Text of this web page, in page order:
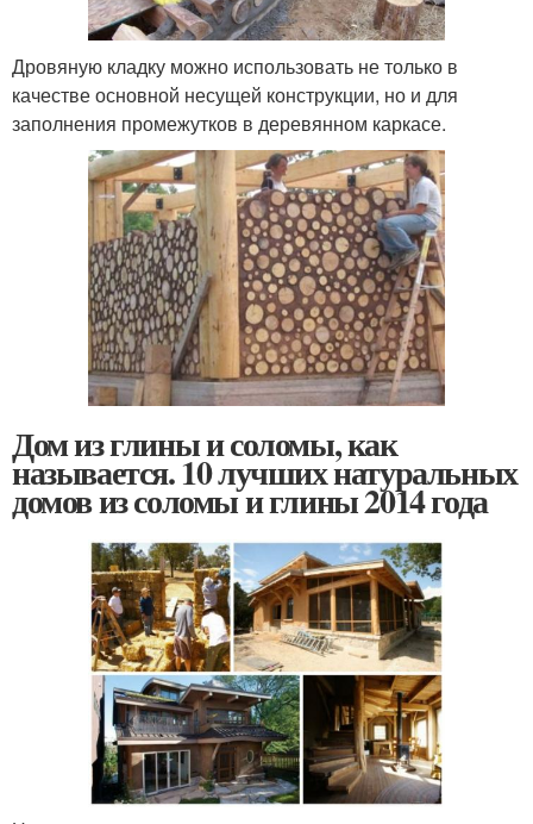
Дровяную кладку можно использовать не только в
качестве основной несущей конструкции, но и для
заполнения промежутков в деревянном каркасе.
Дом из глины и соломы, как
называется. 10 лучших натуральных
домов из соломы и глины 2014 года